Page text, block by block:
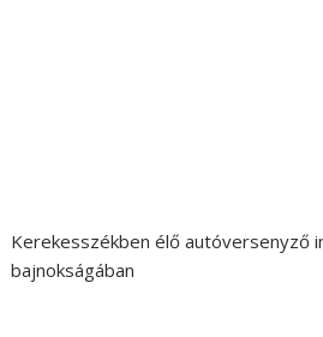
Kerekesszékben élő autóversenyző
bajnokságában